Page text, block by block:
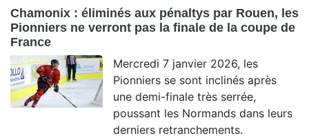
Chamonix : éliminés aux pénaltys par Rouen, les
Pionniers ne verront pas la finale de la coupe de
France
Mercredi 7 janvier 2026, les
Pionniers se sont inclinés après
une demi-finale très serrée,
poussant les Normands dans leurs
derniers retranchements.